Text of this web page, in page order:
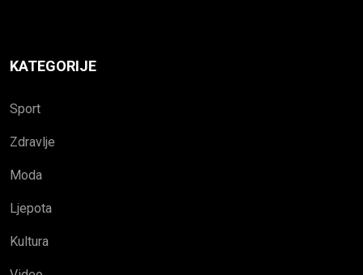
KATEGORIJE
Sport
Zdravlje
Moda
Ljepota
Kultura